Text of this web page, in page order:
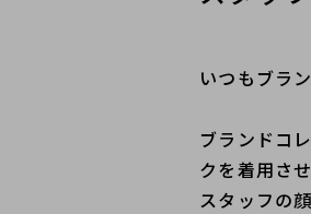
いつもブラ
ブランドコ
クを着用さ
スタッフの